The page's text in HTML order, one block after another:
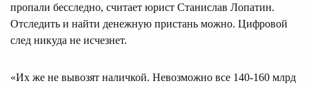
пропали бесследно, считает юрист Станислав Лопатин.
Отследить и найти денежную пристань можно. Цифровой
след никуда не исчезнет.
«Их же не вывозят наличкой. Невозможно все 140-160 млрд